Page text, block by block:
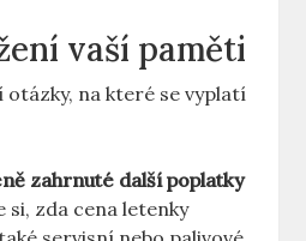
vaší paměti
otázky, na které se vyplatí
zahrnuté další poplatky
si, zda cena letenky